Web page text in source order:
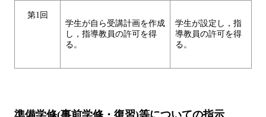
第1回
学生が自ら受講計画を作成
し，指導教員の許可を得
る。
学生が設定し，指
導教員の許可を得
る。
準備学修(事前学修・復習)等についての指示